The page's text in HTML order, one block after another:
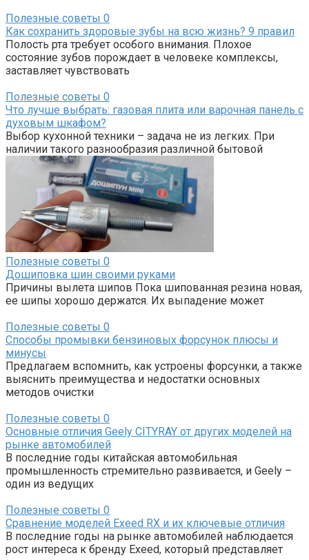
Полезные советы 0
Как сохранить здоровые зубы на всю жизнь? 9 правил
Полость рта требует особого внимания. Плохое
состояние зубов порождает в человеке комплексы,
заставляет чувствовать
Полезные советы 0
Что лучше выбрать: газовая плита или варочная панель с
духовым шкафом?
Выбор кухонной техники – задача не из легких. При
наличии такого разнообразия различной бытовой
Полезные советы 0
Дошиповка шин своими руками
Причины вылета шипов Пока шипованная резина новая,
ее шипы хорошо держатся. Их выпадение может
Полезные советы 0
Способы промывки бензиновых форсунок плюсы и
минусы
Предлагаем вспомнить, как устроены форсунки, а также
выяснить преимущества и недостатки основных
методов очистки
Полезные советы 0
Основные отличия Geely CITYRAY от других моделей на
рынке автомобилей
В последние годы китайская автомобильная
промышленность стремительно развивается, и Geely –
один из ведущих
Полезные советы 0
Сравнение моделей Exeed RX и их ключевые отличия
В последние годы на рынке автомобилей наблюдается
рост интереса к бренду Exeed, который представляет